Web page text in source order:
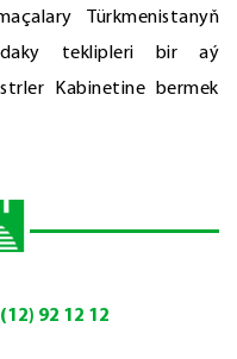
Türkmenistanyň
teklipleri bir aý
Kabinetine bermek
92 12 12